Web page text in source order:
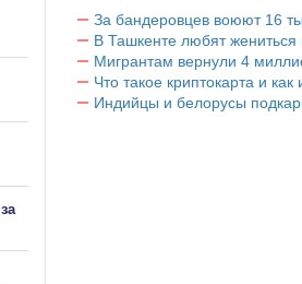
За бандеровцев воюют 16
В Ташкенте любят жениться
Мигрантам вернули 4
Что такое криптокарта и
Индийцы и белорусы